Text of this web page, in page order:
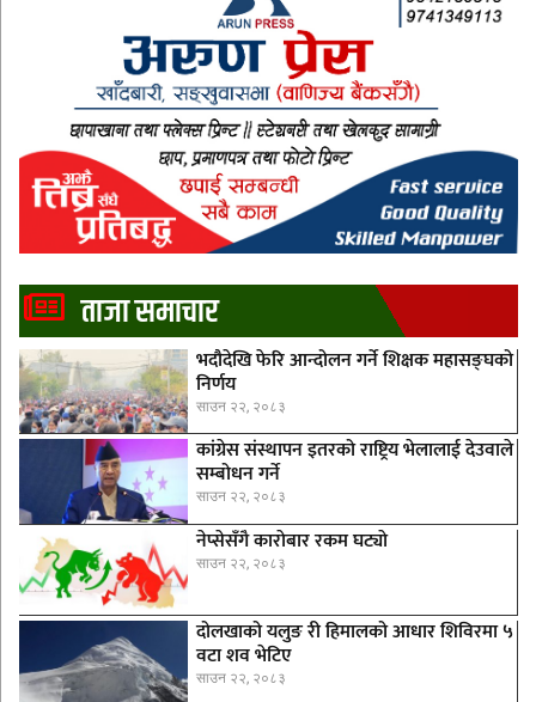
ताजा समाचार
भदौदेखि फेरि आन्दोलन गर्ने शिक्षक महासङ्घको
निर्णय
साउन २२, २०८३
कांग्रेस संस्थापन इतरको राष्ट्रिय भेलालाई देउवाले
सम्बोधन गर्ने
साउन २२, २०८३
नेप्सेसँगै काराेबार रकम घट्याे
साउन २२, २०८३
दोलखाको यलुङ री हिमालको आधार शिविरमा ५
वटा शव भेटिए
साउन २२, २०८३